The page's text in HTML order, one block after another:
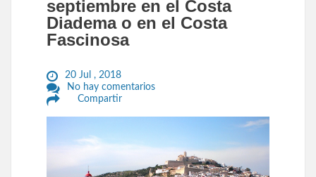
septiembre en el Costa
Diadema o en el Costa
Fascinosa
20 Jul , 2018
No hay comentarios
Compartir